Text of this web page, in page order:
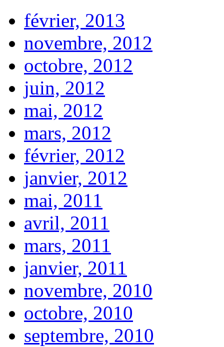
février, 2013
novembre, 2012
octobre, 2012
juin, 2012
mai, 2012
mars, 2012
février, 2012
janvier, 2012
mai, 2011
avril, 2011
mars, 2011
janvier, 2011
novembre, 2010
octobre, 2010
septembre, 2010